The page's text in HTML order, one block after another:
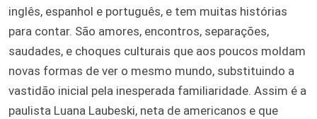
inglês, espanhol e português, e tem muitas histórias
para contar. São amores, encontros, separações,
saudades, e choques culturais que aos poucos moldam
novas formas de ver o mesmo mundo, substituindo a
vastidão inicial pela inesperada familiaridade. Assim é a
paulista Luana Laubeski, neta de americanos e que